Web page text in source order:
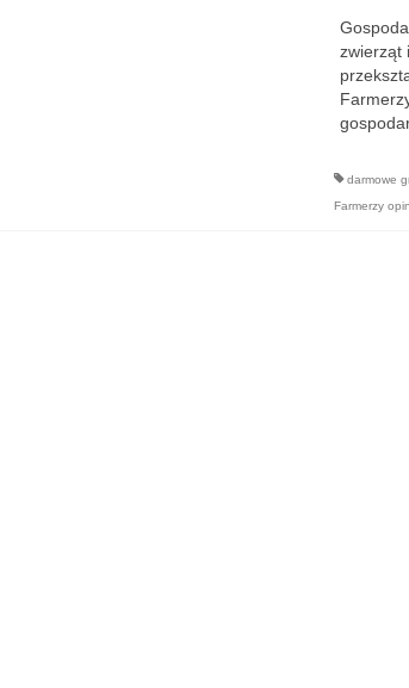
zwierząt
darmowe
Farmerzy